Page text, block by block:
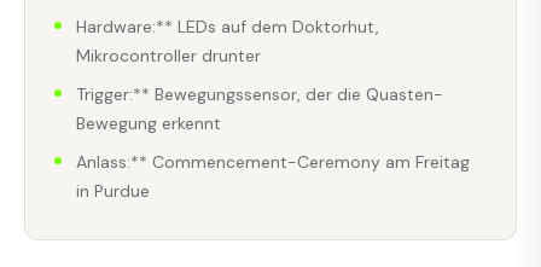
Hardware:** LEDs auf dem Doktorhut,
Mikrocontroller drunter
Trigger:** Bewegungssensor, der die Quasten-
Bewegung erkennt
Anlass:** Commencement-Ceremony am Freitag
in Purdue